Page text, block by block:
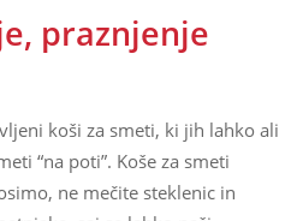
praznjenje
koši za smeti, ki jih lahko ali
“na poti”. Koše za smeti
ne mečite steklenic in